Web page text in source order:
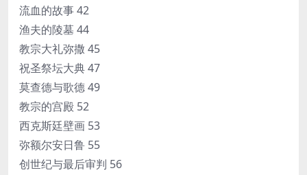
流血的故事 42
渔夫的陵墓 44
教宗大礼弥撒 45
祝圣祭坛大典 47
莫查德与歌德 49
教宗的宫殿 52
西克斯廷壁画 53
弥额尔安日鲁 55
创世纪与最后审判 56